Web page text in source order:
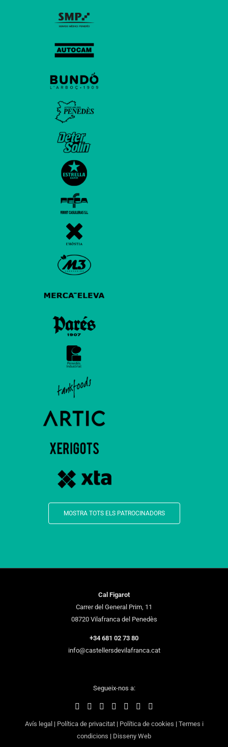
MOSTRA TOTS ELS PATROCINADORS
Cal Figarot
Carrer del General Prim, 11
08720 Vilafranca del Penedès
+34 681 02 73 80
info@castellersdevilafranca.cat
Segueix-nos a:
Avís legal | Política de privacitat| Política de cookies | Termes i
condicions | Disseny Web